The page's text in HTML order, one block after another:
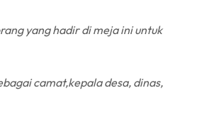
yang hadir di meja ini untuk
camat,kepala desa, dinas,